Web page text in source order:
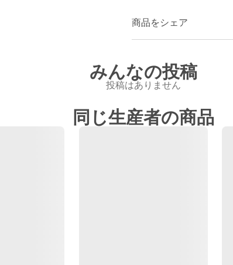
商品をシェア
みんなの投稿
投稿はありません
同じ生産者の商品